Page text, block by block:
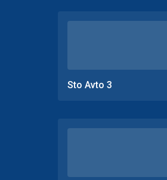
Sto Avto 3